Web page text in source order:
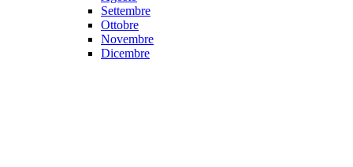
Settembre
Ottobre
Novembre
Dicembre